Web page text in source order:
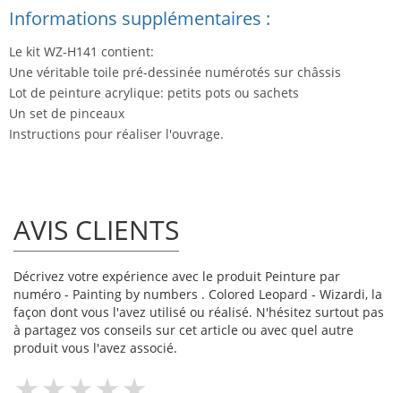
Informations supplémentaires :
Le kit WZ-H141 contient:
Une véritable toile pré-dessinée numérotés sur châssis
Lot de peinture acrylique: petits pots ou sachets
Un set de pinceaux
Instructions pour réaliser l'ouvrage.
AVIS CLIENTS
Décrivez votre expérience avec le produit Peinture par
numéro - Painting by numbers . Colored Leopard - Wizardi, la
façon dont vous l'avez utilisé ou réalisé. N'hésitez surtout pas
à partagez vos conseils sur cet article ou avec quel autre
produit vous l'avez associé.